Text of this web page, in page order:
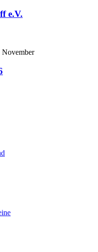
e.V.
November